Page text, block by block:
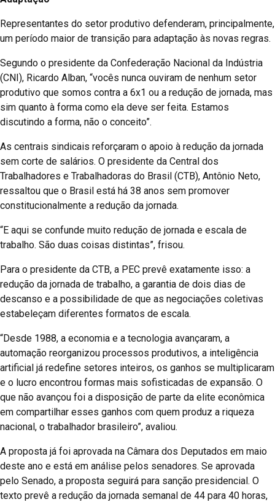
Representantes do setor produtivo defenderam, principalmente,
um período maior de transição para adaptação às novas regras.
Segundo o presidente da Confederação Nacional da Indústria
(CNI), Ricardo Alban, “vocês nunca ouviram de nenhum setor
produtivo que somos contra a 6x1 ou a redução de jornada, mas
sim quanto à forma como ela deve ser feita. Estamos
discutindo a forma, não o conceito”.
As centrais sindicais reforçaram o apoio à redução da jornada
sem corte de salários. O presidente da Central dos
Trabalhadores e Trabalhadoras do Brasil (CTB), Antônio Neto,
ressaltou que o Brasil está há 38 anos sem promover
constitucionalmente a redução da jornada.
“E aqui se confunde muito redução de jornada e escala de
trabalho. São duas coisas distintas”, frisou.
Para o presidente da CTB, a PEC prevê exatamente isso: a
redução da jornada de trabalho, a garantia de dois dias de
descanso e a possibilidade de que as negociações coletivas
estabeleçam diferentes formatos de escala.
“Desde 1988, a economia e a tecnologia avançaram, a
automação reorganizou processos produtivos, a inteligência
artificial já redefine setores inteiros, os ganhos se multiplicaram
e o lucro encontrou formas mais sofisticadas de expansão. O
que não avançou foi a disposição de parte da elite econômica
em compartilhar esses ganhos com quem produz a riqueza
nacional, o trabalhador brasileiro”, avaliou.
A proposta já foi aprovada na Câmara dos Deputados em maio
deste ano e está em análise pelos senadores. Se aprovada
pelo Senado, a proposta seguirá para sanção presidencial. O
texto prevê a redução da jornada semanal de 44 para 40 horas,